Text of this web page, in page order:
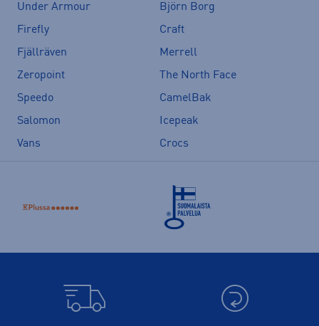
Under Armour
Björn Borg
Firefly
Craft
Fjällräven
Merrell
Zeropoint
The North Face
Speedo
CamelBak
Salomon
Icepeak
Vans
Crocs